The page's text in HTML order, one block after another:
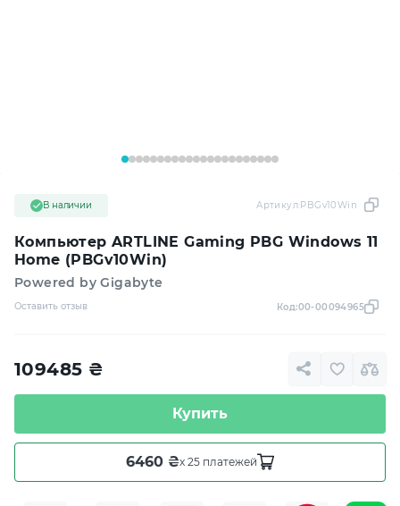
Компьютер ARTLINE Gaming PBG Windows 11
Home (PBGv10Win)
Powered by Gigabyte
В наличии Артикул:PBGv10Win
Оставить отзыв Код:00-00094965
109485 ₴
Купить
6460 ₴x 25 платежей